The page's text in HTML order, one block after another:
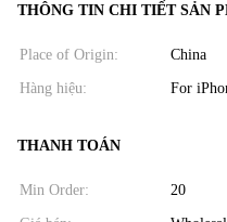
THÔNG TIN CHI TIẾT SẢN
Place of Origin: China
Hàng hiệu: For
THANH TOÁN
Min Order: 20